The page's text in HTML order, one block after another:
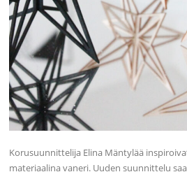
Korusuunnittelija Elina Mäntylää
materiaalina vaneri. Uuden suunnittelu